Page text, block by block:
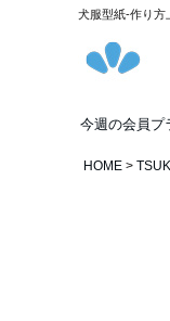
犬服型紙-作り方
今週の会員プ
HOME